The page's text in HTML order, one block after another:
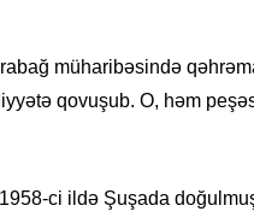
müharibəsində
qovuşub. O, həm
ci ildə Şuşada